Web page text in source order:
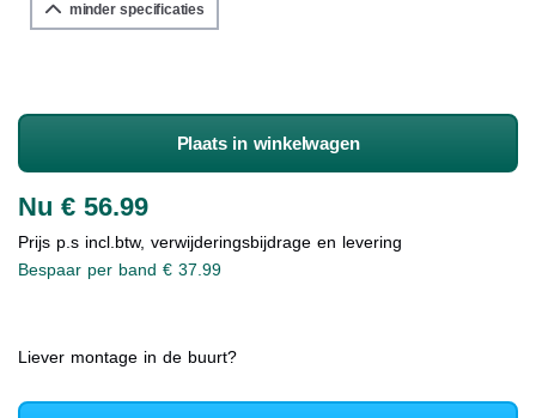
minder specificaties
Plaats in winkelwagen
Nu € 56.99
Prijs p.s incl.btw, verwijderingsbijdrage en levering
Bespaar per band € 37.99
Liever montage in de buurt?